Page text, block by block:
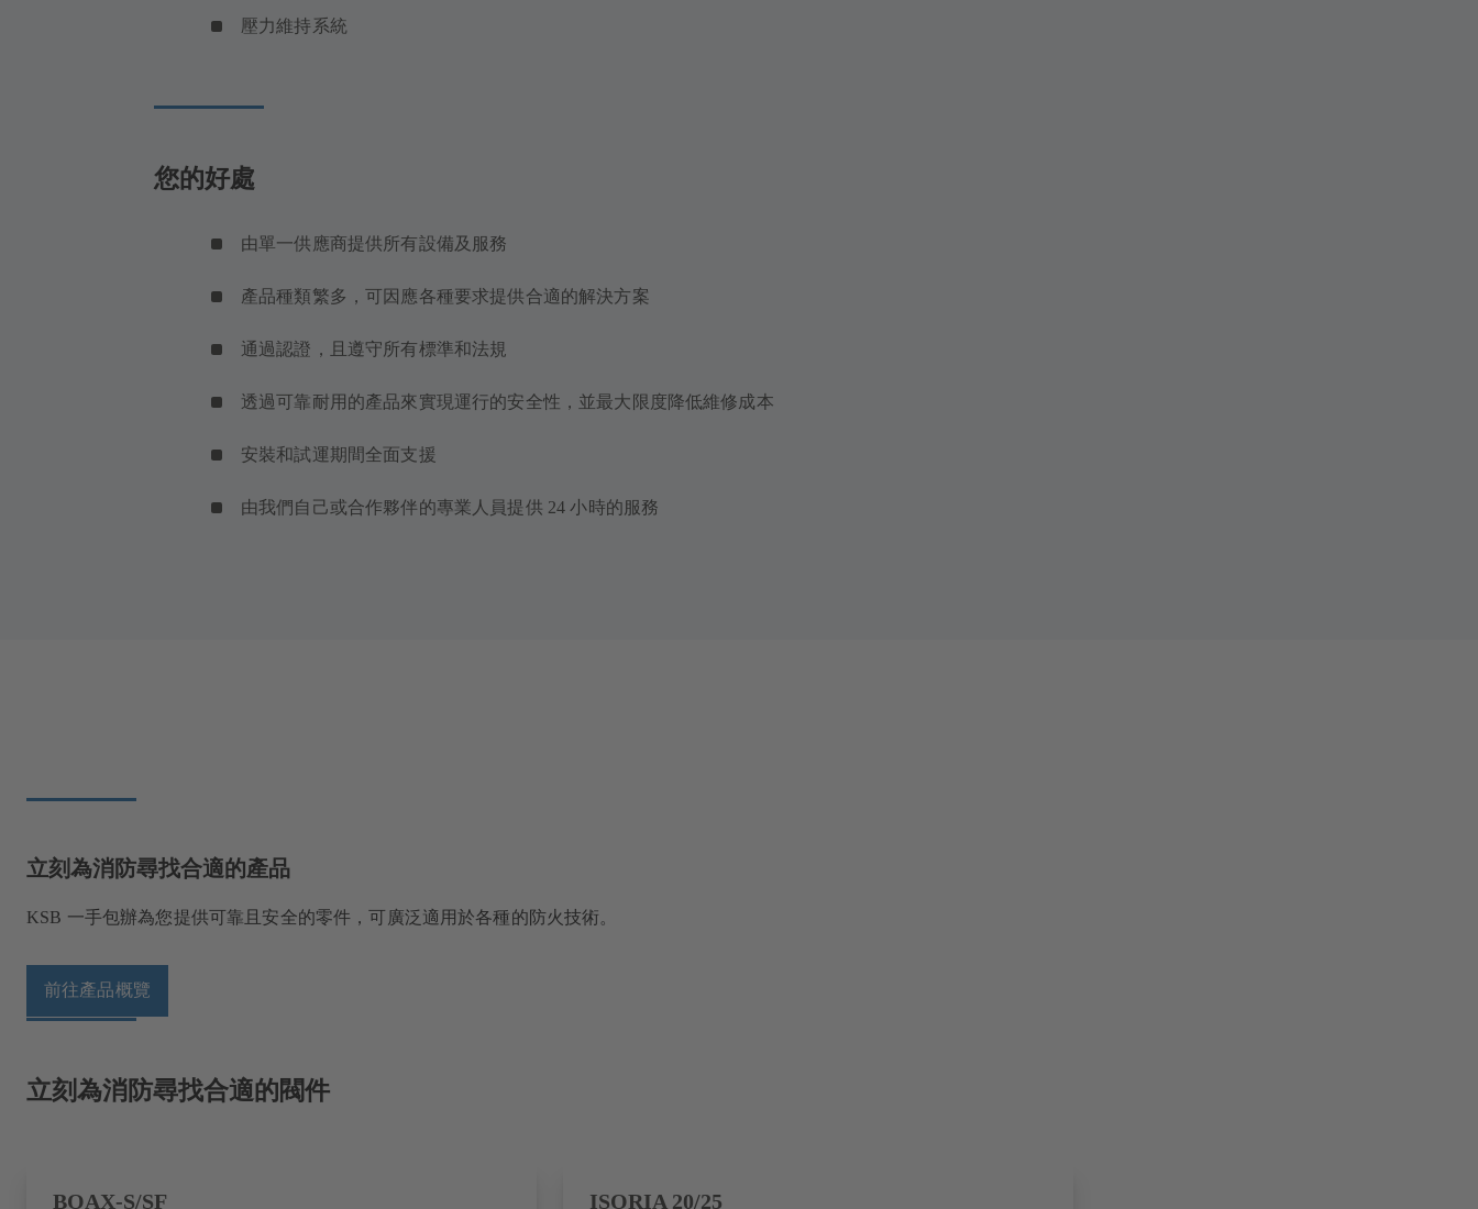
壓力維持系統
您的好處
由單一供應商提供所有設備及服務
產品種類繁多，可因應各種要求提供合適的解決方案
通過認證，且遵守所有標準和法規
透過可靠耐用的產品來實現運行的安全性，並最大限度降低維修成本
安裝和試運期間全面支援
由我們自己或合作夥伴的專業人員提供 24 小時的服務
立刻為消防尋找合適的產品
KSB 一手包辦為您提供可靠且安全的零件，可廣泛適用於各種的防火技術。
前往產品概覽
立刻為消防尋找合適的閥件
BOAX-S/SF ISORIA 20/25